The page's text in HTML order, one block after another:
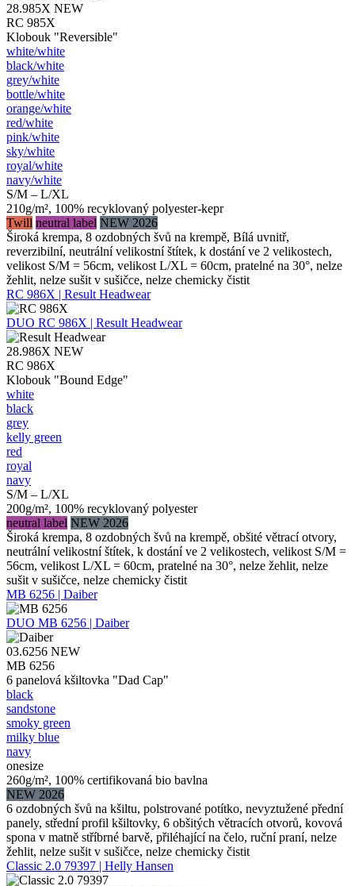
28.985X NEW
RC 985X
Klobouk "Reversible"
white/​white
black/​white
grey/​white
bottle/​white
orange/​white
red/​white
pink/​white
sky/​white
royal/​white
navy/​white
S/M – L/XL
210g/m², 100% recyklovaný polyester-kepr
Twill neutral label NEW 2026
Široká krempa, 8 ozdobných švů na krempě, Bílá uvnitř,
reverzibilní, neutrální velikostní štítek, k dostání ve 2 velikostech,
velikost S/M = 56cm, velikost L/XL = 60cm, pratelné na 30°, nelze
žehlit, nelze sušit v sušičce, nelze chemicky čistit
RC 986X | Result Headwear
DUO RC 986X | Result Headwear
28.986X NEW
RC 986X
Klobouk "Bound Edge"
white
black
grey
kelly green
red
royal
navy
S/M – L/XL
200g/m², 100% recyklovaný polyester
neutral label NEW 2026
Široká krempa, 8 ozdobných švů na krempě, obšité větrací otvory,
neutrální velikostní štítek, k dostání ve 2 velikostech, velikost S/M =
56cm, velikost L/XL = 60cm, pratelné na 30°, nelze žehlit, nelze
sušit v sušičce, nelze chemicky čistit
MB 6256 | Daiber
DUO MB 6256 | Daiber
03.6256 NEW
MB 6256
6 panelová kšiltovka "Dad Cap"
black
sandstone
smoky green
milky blue
navy
onesize
260g/m², 100% certifikovaná bio bavlna
NEW 2026
6 ozdobných švů na kšiltu, polstrované potítko, nevyztužené přední
panely, střední profil kšiltovky, 6 obšitých větracích otvorů, kovová
spona v matně stříbrné barvě, přiléhající na čelo, ruční praní, nelze
žehlit, nelze sušit v sušičce, nelze chemicky čistit
Classic 2.0 79397 | Helly Hansen